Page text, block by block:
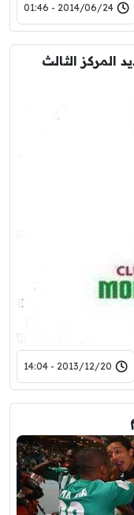
2014/06/24 - 01:46
المركز الثالث
2013/12/20 - 14:04